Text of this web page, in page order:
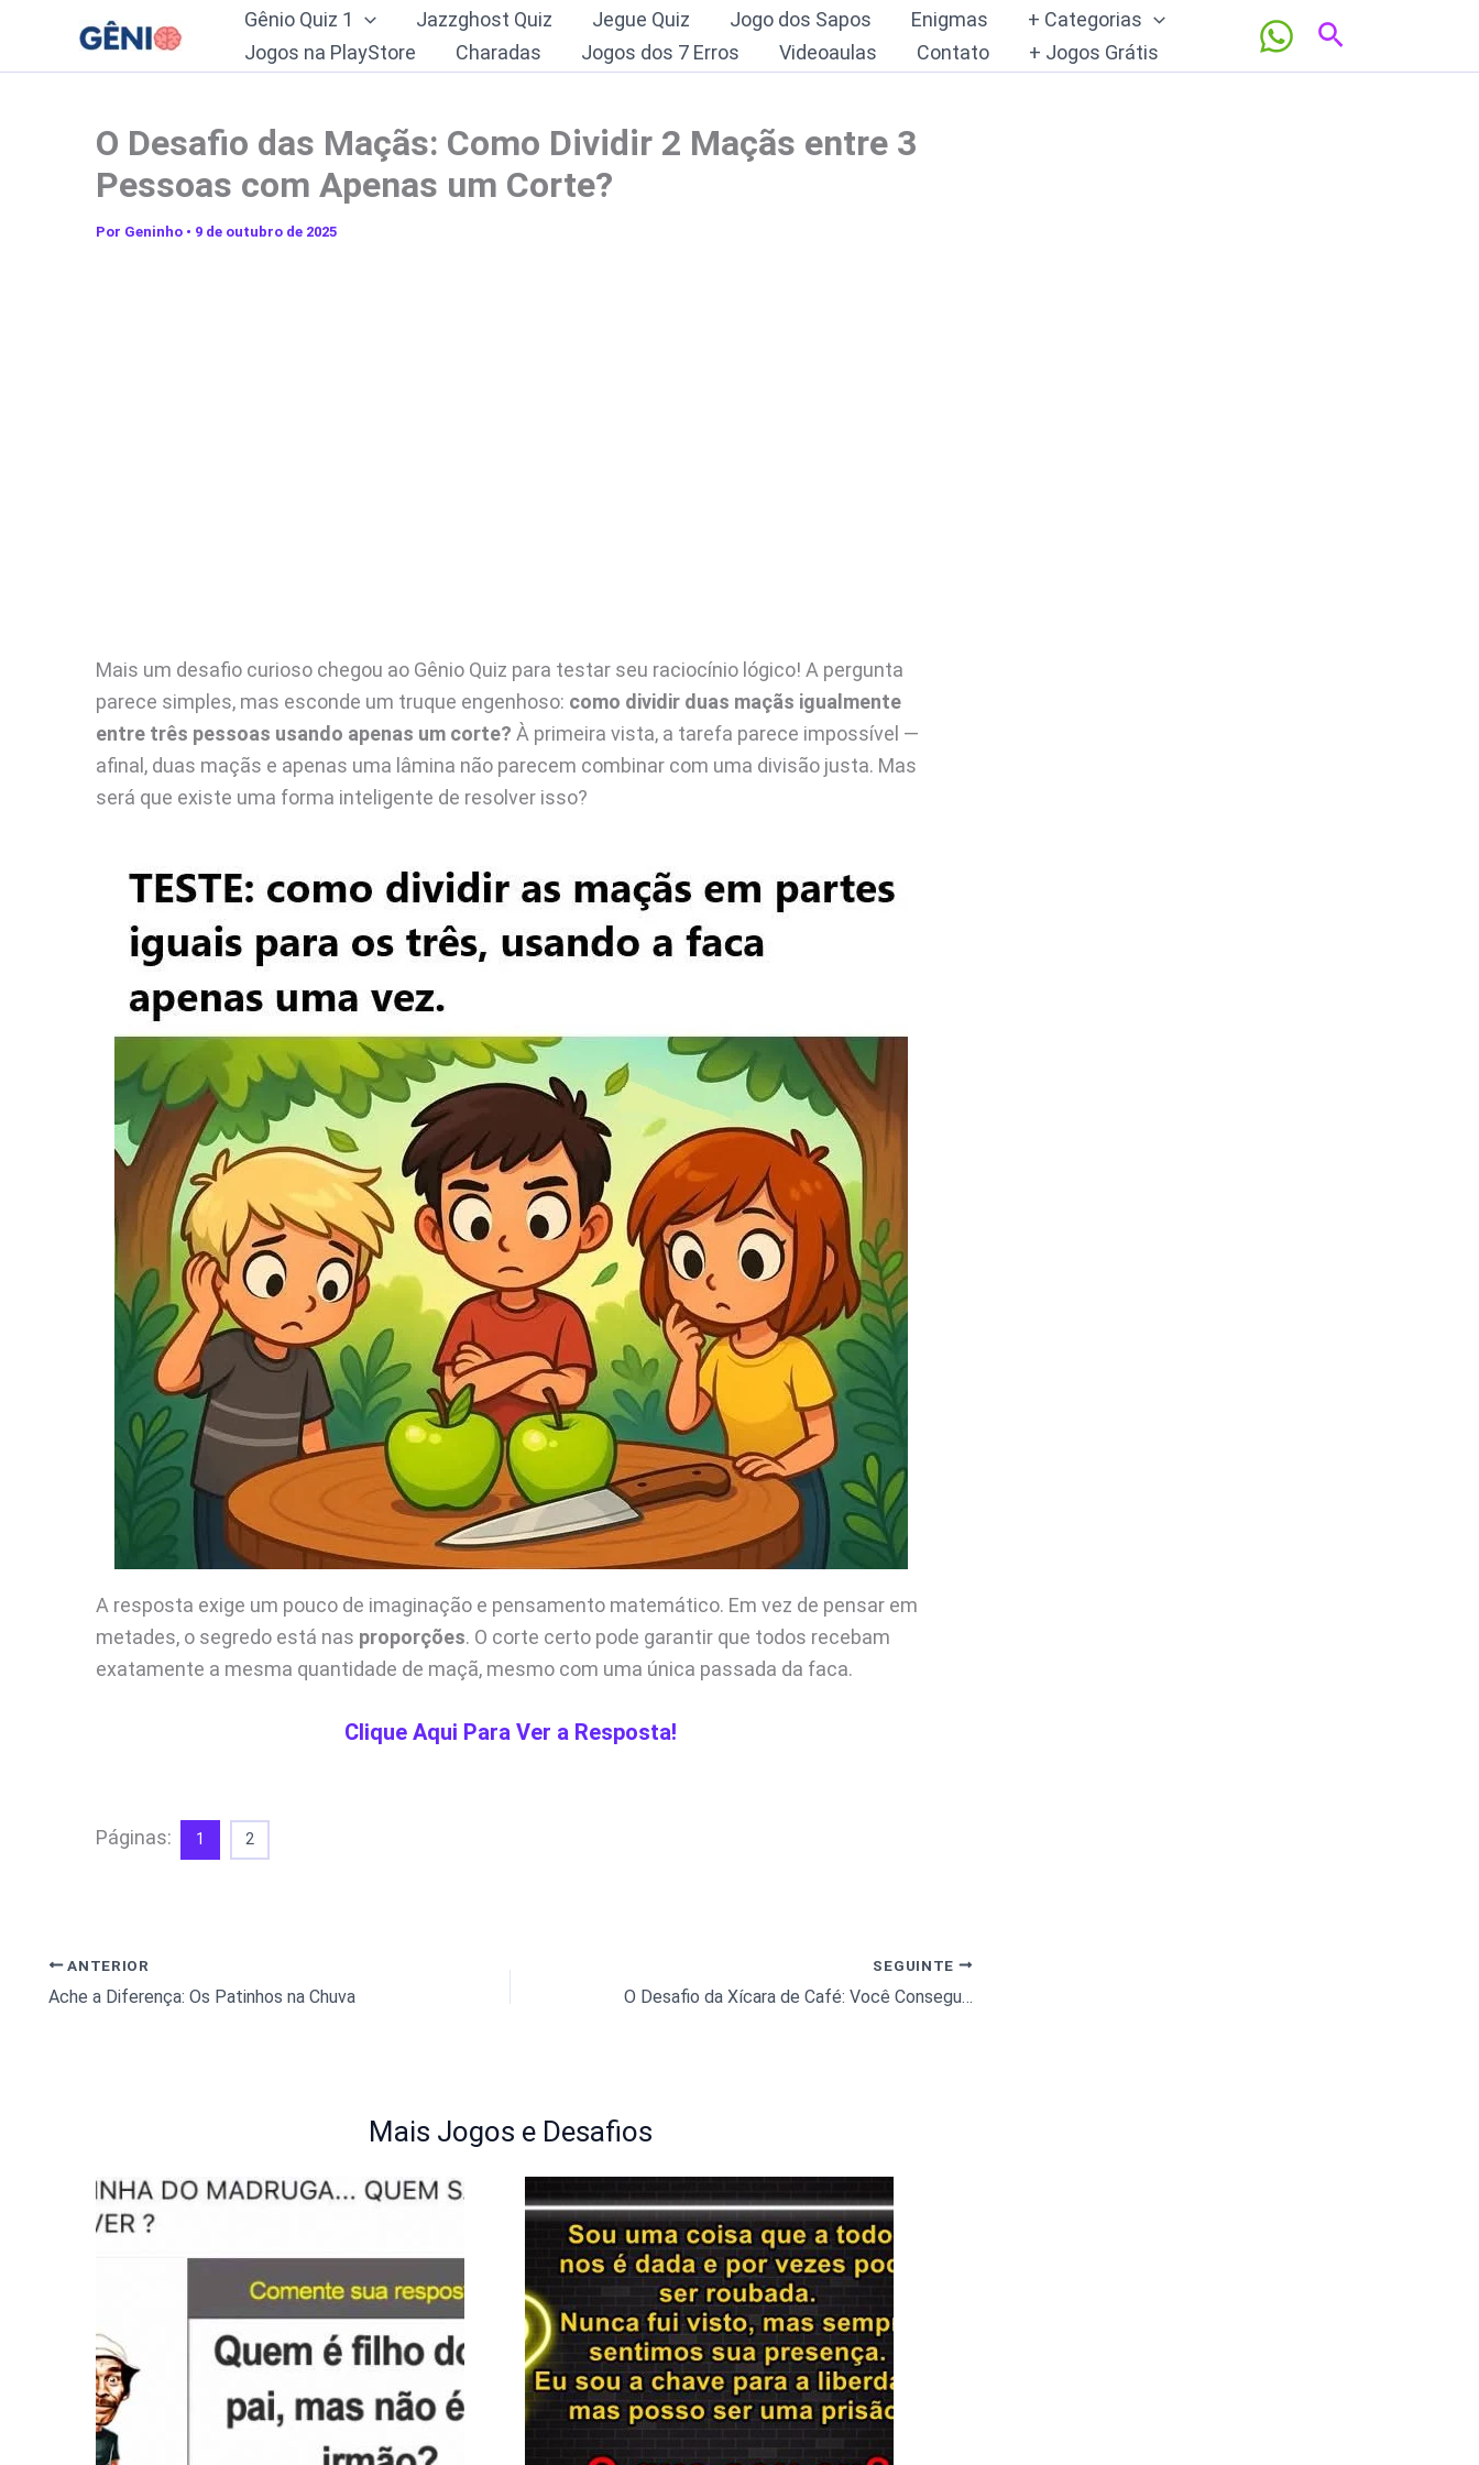
o
Gênio Quiz 1 Jazzghost Quiz Jegue Quiz Jogo dos Sapos Enigmas
+ Categorias
Jogos na PlayStore
Charadas Jogos dos 7 Erros Videoaulas Contato + Jogos Grátis
Pesquisar
O Desafio das Maçãs: Como Dividir 2 Maçãs entre 3
Pessoas com Apenas um Corte?
Por Geninho • 9 de outubro de 2025
Mais um desafio curioso chegou ao Gênio Quiz para testar seu raciocínio lógico! A pergunta
parece simples, mas esconde um truque engenhoso: como dividir duas maçãs igualmente
entre três pessoas usando apenas um corte? À primeira vista, a tarefa parece impossível —
afinal, duas maçãs e apenas uma lâmina não parecem combinar com uma divisão justa. Mas
será que existe uma forma inteligente de resolver isso?
A resposta exige um pouco de imaginação e pensamento matemático. Em vez de pensar em
metades, o segredo está nas proporções. O corte certo pode garantir que todos recebam
exatamente a mesma quantidade de maçã, mesmo com uma única passada da faca.
Clique Aqui Para Ver a Resposta!
Páginas: 1 2
ANTERIOR
Ache a Diferença: Os Patinhos na Chuva
SEGUINTE
O Desafio da Xícara de Café: Você Consegue Achar as 3 Diferenças?
Mais Jogos e Desafios